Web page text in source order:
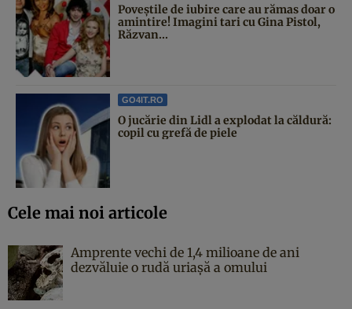
Poveştile de iubire care au rămas doar o
amintire! Imagini tari cu Gina Pistol,
Răzvan...
GO4IT.RO
O jucărie din Lidl a explodat la căldură:
copil cu grefă de piele
Cele mai noi articole
Amprente vechi de 1,4 milioane de ani
dezvăluie o rudă uriașă a omului